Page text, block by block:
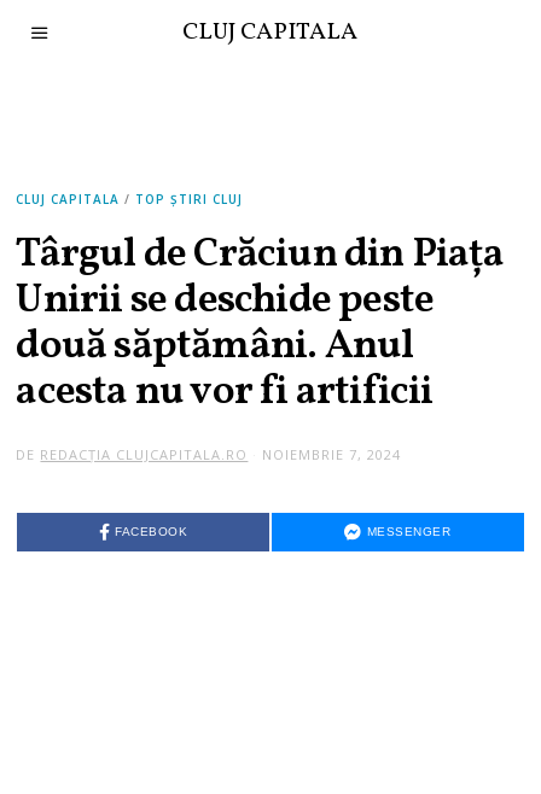
CLUJ CAPITALA
CLUJ CAPITALA / TOP ȘTIRI CLUJ
Târgul de Crăciun din Piața
Unirii se deschide peste
două săptămâni. Anul
acesta nu vor fi artificii
DE REDACȚIA CLUJCAPITALA.RO NOIEMBRIE 7, 2024
FACEBOOK MESSENGER